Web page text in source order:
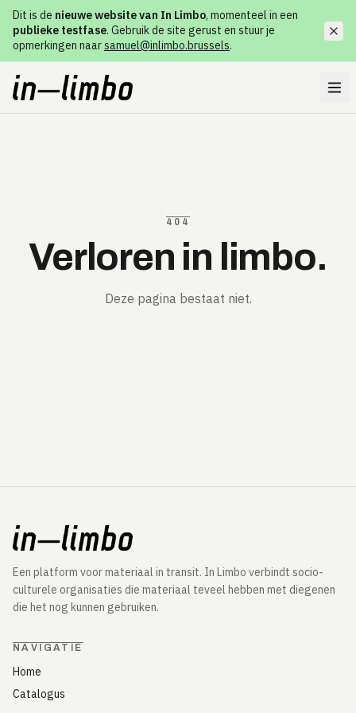
Dit is de nieuwe website van In Limbo, momenteel in een
publieke testfase. Gebruik de site gerust en stuur je
opmerkingen naarsamuel@inlimbo.brussels.
404
Verloren in limbo.
Deze pagina bestaat niet.
Een platform voor materiaal in transit. In Limbo verbindt socio-
culturele organisaties die materiaal teveel hebben met diegenen
die het nog kunnen gebruiken.
NAVIGATIE
Home
Catalogus